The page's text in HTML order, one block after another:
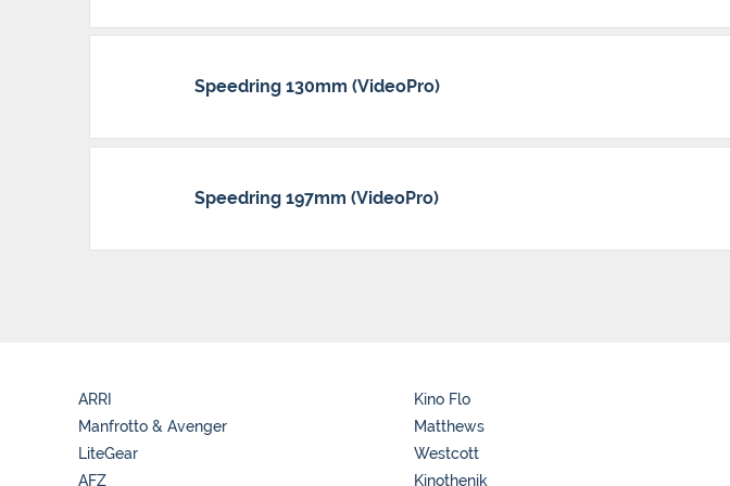
Speedring 130mm (VideoPro)
Speedring 197mm (VideoPro)
ARRI
Manfrotto & Avenger
LiteGear
AFZ
Kino Flo
Matthews
Westcott
Kinothenik